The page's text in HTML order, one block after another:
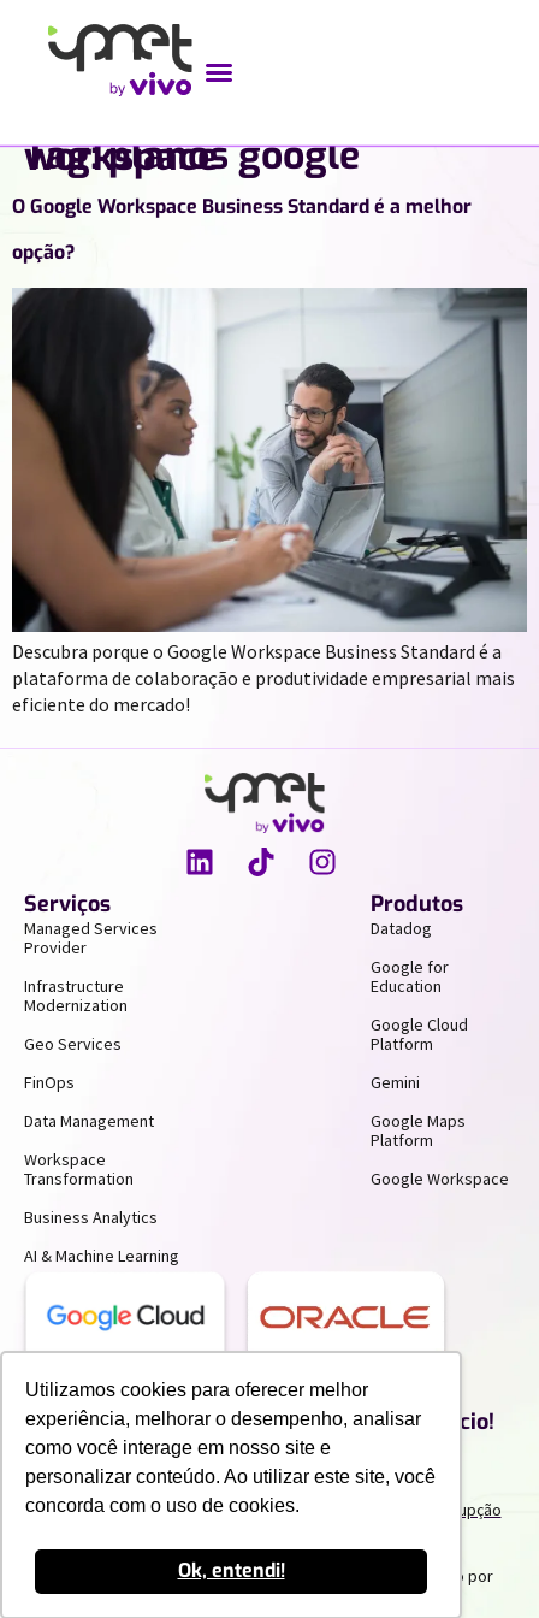
Utilizamos cookies para oferecer melhor
experiência, melhorar o desempenho, analisar
como você interage em nosso site e
personalizar conteúdo. Ao utilizar este site, você
concorda com o uso de cookies.
Ok, entendi!
Tag:
planos google workspace
O Google Workspace Business Standard é a melhor
opção?
Descubra porque o Google Workspace Business Standard é a
plataforma de colaboração e produtividade empresarial mais
eficiente do mercado!
Serviços
Managed Services
Provider
Infrastructure
Modernization
Geo Services
FinOps
Data Management
Workspace
Transformation
Business Analytics
AI & Machine Learning
Produtos
Datadog
Google for
Education
Google Cloud
Platform
Gemini
Google Maps
Platform
Google Workspace
Receba insights gratuitos e gere mais
produtividade e economia para o seu negócio!
Inscreva-se para receber nossos conteúdos exclusivos.
2025 IPNET by Vivo. Todos os direitos reservados. Criado por
Innuvem Consultoria
Termos de uso e Politicas de Privacidade
Politicas Anticorrupção
Portal do ClienteCanal de DenunciaTrabalhe Conosco